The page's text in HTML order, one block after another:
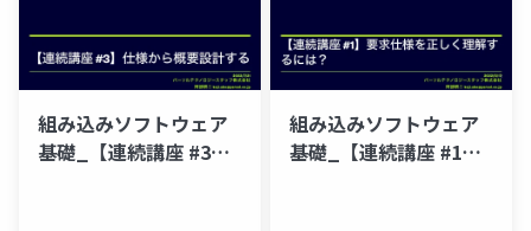
組み込みソフトウェア
基礎_【連続講座 #3】
組み込みソフトウェア
基礎_【連続講座 #1】